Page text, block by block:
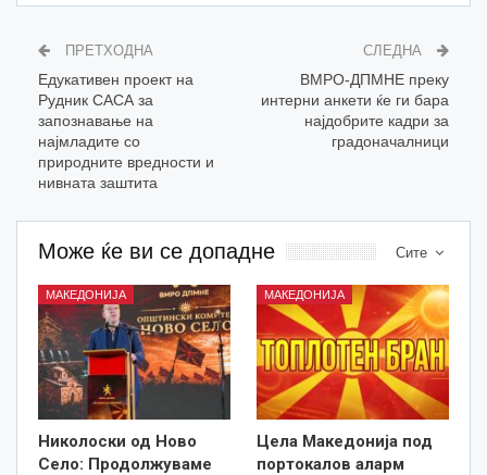
ПРЕТХОДНА
Едукативен проект на
Рудник САСА за
запознавање на
најмладите со
природните вредности и
нивната заштита
СЛЕДНА
ВМРО-ДПМНЕ преку
интерни анкети ќе ги бара
најдобрите кадри за
градоначалници
Сите
Може ќе ви се допадне
МАКЕДОНИЈА
Николоски од Ново
Село: Продолжуваме
МАКЕДОНИЈА
Цела Македонија под
портокалов аларм